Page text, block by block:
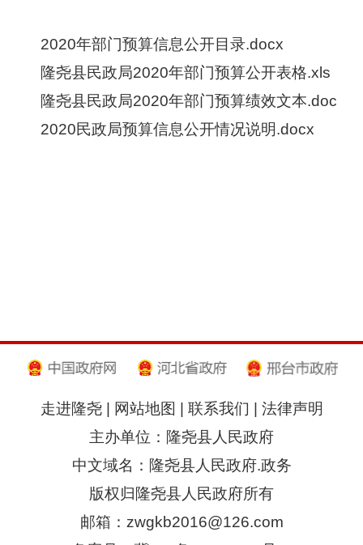
2020年部门预算信息公开目录.docx
隆尧县民政局2020年部门预算公开表格.xls
隆尧县民政局2020年部门预算绩效文本.doc
2020民政局预算信息公开情况说明.docx
走进隆尧| 网站地图 联系我们
法律声明
主办单位：隆尧县人民政府
中文域名：隆尧县人民政府.政务
版权归隆尧县人民政府所有
邮箱：zwgkb2016@126.com